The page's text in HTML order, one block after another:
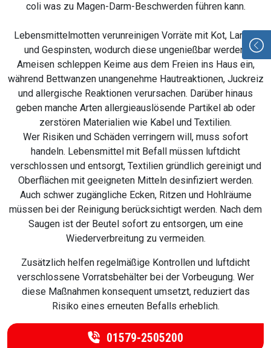
coli was zu Magen-Darm-Beschwerden führen kann.
Lebensmittelmotten verunreinigen Vorräte mit Kot, Larven
und Gespinsten, wodurch diese ungenießbar werden.
Ameisen schleppen Keime aus dem Freien ins Haus ein,
während Bettwanzen unangenehme Hautreaktionen, Juckreiz
und allergische Reaktionen verursachen. Darüber hinaus
geben manche Arten allergieauslösende Partikel ab oder
zerstören Materialien wie Kabel und Textilien.
Wer Risiken und Schäden verringern will, muss sofort
handeln. Lebensmittel mit Befall müssen luftdicht
verschlossen und entsorgt, Textilien gründlich gereinigt und
Oberflächen mit geeigneten Mitteln desinfiziert werden.
Auch schwer zugängliche Ecken, Ritzen und Hohlräume
müssen bei der Reinigung berücksichtigt werden. Nach dem
Saugen ist der Beutel sofort zu entsorgen, um eine
Wiederverbreitung zu vermeiden.
Zusätzlich helfen regelmäßige Kontrollen und luftdicht
verschlossene Vorratsbehälter bei der Vorbeugung. Wer
diese Maßnahmen konsequent umsetzt, reduziert das
Risiko eines erneuten Befalls erheblich.
01579-2505200